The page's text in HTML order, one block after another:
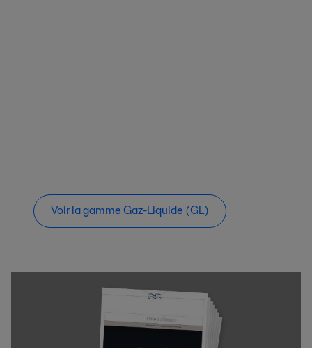
Voir la gamme Gaz-Liquide (GL)